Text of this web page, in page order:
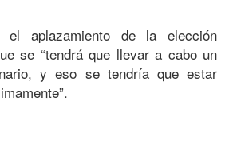
el aplazamiento de la elección
se “tendrá que llevar a cabo un
y eso se tendría que estar